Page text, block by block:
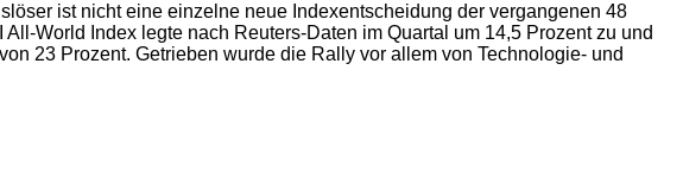
ist nicht eine einzelne neue Indexentscheidung der vergangenen 48
World Index legte nach Reuters-Daten im Quartal um 14,5 Prozent zu und
23 Prozent. Getrieben wurde die Rally vor allem von Technologie- und